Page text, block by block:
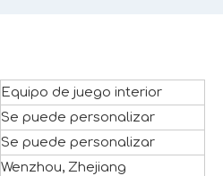
Equipo de juego interior
Se puede personalizar
Se puede personalizar
Wenzhou, Zhejiang